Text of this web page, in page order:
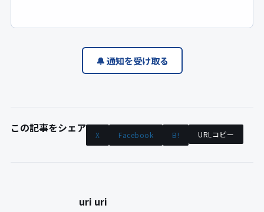
🔔 通知を受け取る
この記事をシェア X Facebook B! URLコピー
uri uri